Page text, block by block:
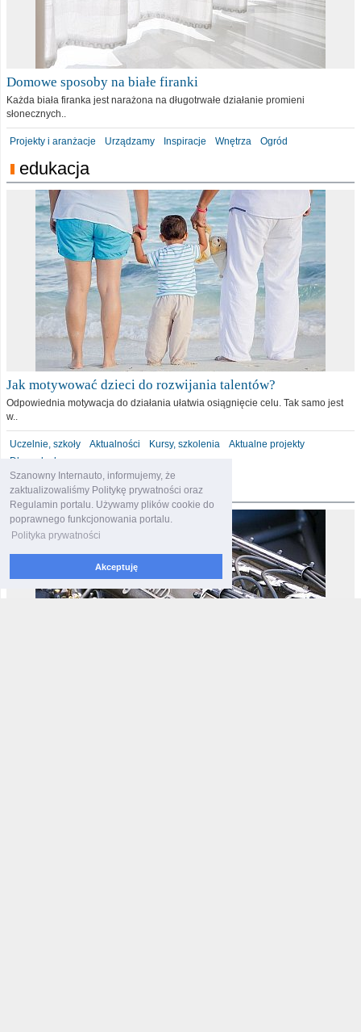
Szanowny Internauto, informujemy, że
zaktualizowaliśmy Politykę prywatności oraz
Regulamin portalu. Używamy plików cookie do
poprawnego funkcjonowania portalu.
Polityka prywatności
Akceptuję
Domowe sposoby na białe firanki
Każda biała firanka jest narażona na długotrwałe działanie promieni
słonecznych..
Projekty i aranżacje Urządzamy Inspiracje Wnętrza Ogród
edukacja
Jak motywować dzieci do rozwijania talentów?
Odpowiednia motywacja do działania ułatwia osiągnięcie celu. Tak samo jest
w..
Uczelnie, szkoły Aktualności Kursy, szkolenia
Aktualne projekty
Dla malucha
motoryzacja